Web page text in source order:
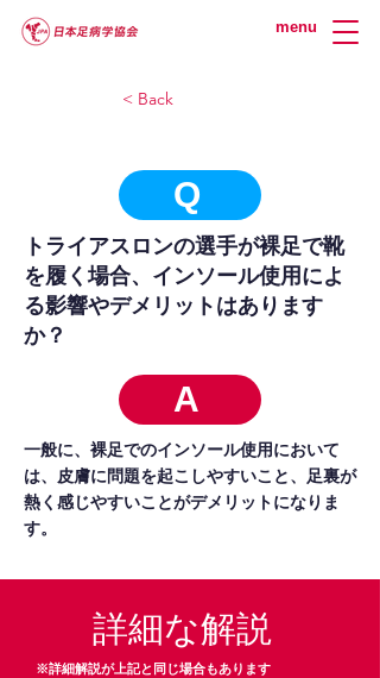
menu
< Back
Q
トライアスロンの選手が裸足で靴
を履く場合、インソール使用によ
る影響やデメリットはあります
か？
A
一般に、裸足でのインソール使用において
は、皮膚に問題を起こしやすいこと、足裏が
熱く感じやすいことがデメリットになりま
す。
詳細な解説
※詳細解説が上記と同じ場合もあります